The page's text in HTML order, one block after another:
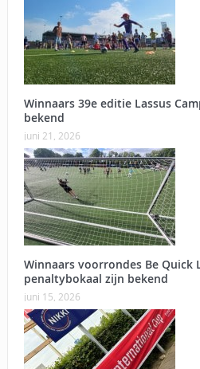
Winnaars 39e editie Lassus
bekend
juni 21, 2026
Winnaars voorrondes Be Quick
penaltybokaal zijn bekend
juni 15, 2026